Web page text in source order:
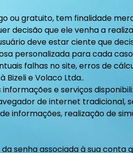
ou gratuito, tem finalidade
decisão que ele venha a
deve estar ciente que
personalizada para cada
falhas no site, erros de
e Volaco Ltda..
e serviços
de internet tradicional,
informações, realização de
senha associada à sua conta